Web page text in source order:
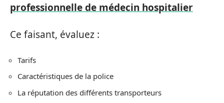
professionnelle de médecin hospitalier
Ce faisant, évaluez :
Tarifs
Caractéristiques de la police
La réputation des différents transporteurs